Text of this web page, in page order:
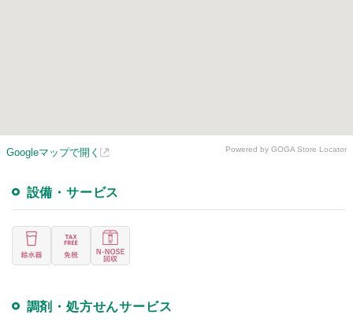
Googleマップで開く Powered by GOGA Store Locator
設備・サービス
調剤・処方せんサービス